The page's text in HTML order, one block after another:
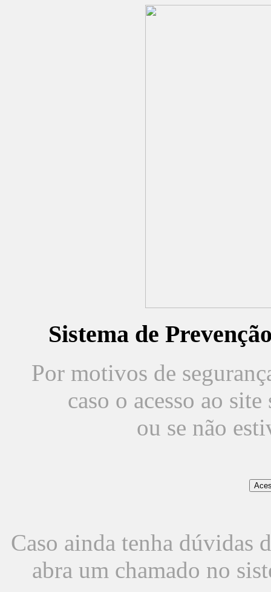
Sistema de
Por motivos de
caso o acesso ao
ou se não
Caso ainda tenha dúvidas
abra um chamado no